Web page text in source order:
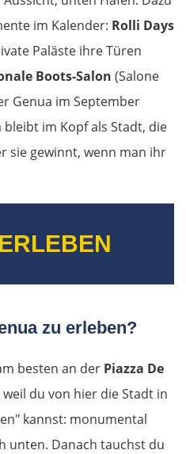
im Kalender: Rolli Days
Paläste ihre Türen
Boots-Salon (Salone
Genua im September
im Kopf als Stadt, die
sie gewinnt, wenn man ihr
zu erleben?
besten an der Piazza De
weil du von hier die Stadt in
kannst: monumental
unten. Danach tauchst du